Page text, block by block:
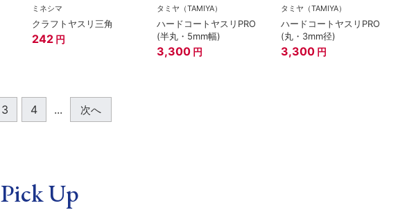
ミネシマ
クラフトヤスリ三角
242 円
タミヤ（TAMIYA）
ハードコートヤスリPRO
(半丸・5mm幅)
3,300 円
タミヤ（TAMIYA）
ハードコートヤスリPRO
(丸・3mm径)
3,300 円
3 4 ... 次へ
Pick Up